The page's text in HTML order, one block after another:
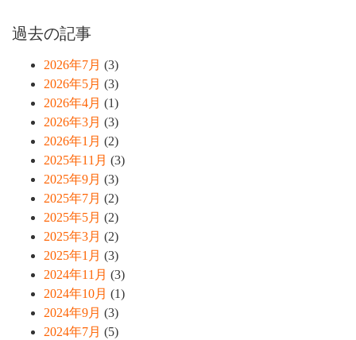
過去の記事
2026年7月 (3)
2026年5月 (3)
2026年4月 (1)
2026年3月 (3)
2026年1月 (2)
2025年11月 (3)
2025年9月 (3)
2025年7月 (2)
2025年5月 (2)
2025年3月 (2)
2025年1月 (3)
2024年11月 (3)
2024年10月 (1)
2024年9月 (3)
2024年7月 (5)